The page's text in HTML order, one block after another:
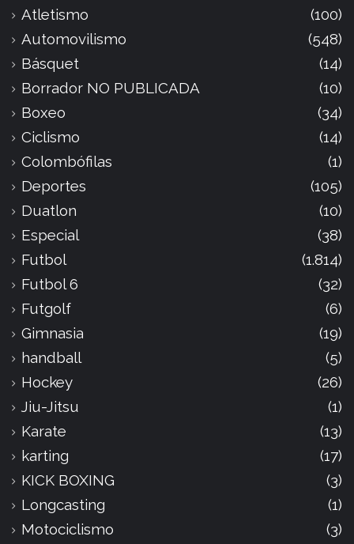
Atletismo
(100)
Automovilismo
(548)
Básquet
(14)
Borrador NO PUBLICADA
(10)
Boxeo
(34)
Ciclismo
(14)
Colombófilas
(1)
Deportes
(105)
Duatlon
(10)
Especial
(38)
Futbol
(1.814)
Futbol 6
(32)
Futgolf
(6)
Gimnasia
(19)
handball
(5)
Hockey
(26)
Jiu-Jitsu
(1)
Karate
(13)
karting
(17)
KICK BOXING
(3)
Longcasting
(1)
Motociclismo
(3)